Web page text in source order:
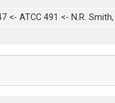
<- ATCC 491 <- N.R.